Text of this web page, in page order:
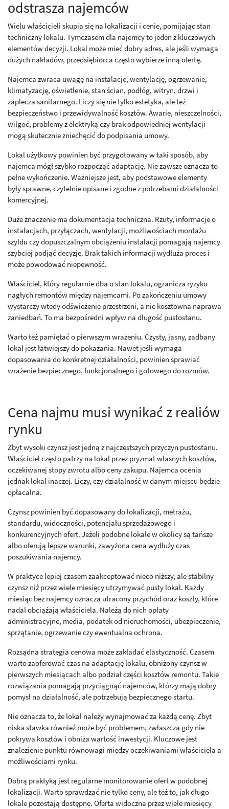
odstrasza najemców
Wielu właścicieli skupia się na lokalizacji i cenie, pomijając stan
techniczny lokalu. Tymczasem dla najemcy to jeden z kluczowych
elementów decyzji. Lokal może mieć dobry adres, ale jeśli wymaga
dużych nakładów, przedsiębiorca często wybierze inną ofertę.
Najemca zwraca uwagę na instalacje, wentylację, ogrzewanie,
klimatyzację, oświetlenie, stan ścian, podłóg, witryn, drzwi i
zaplecza sanitarnego. Liczy się nie tylko estetyka, ale też
bezpieczeństwo i przewidywalność kosztów. Awarie, nieszczelności,
wilgoć, problemy z elektryką czy brak odpowiedniej wentylacji
mogą skutecznie zniechęcić do podpisania umowy.
Lokal użytkowy powinien być przygotowany w taki sposób, aby
najemca mógł szybko rozpocząć adaptację. Nie zawsze oznacza to
pełne wykończenie. Ważniejsze jest, aby podstawowe elementy
były sprawne, czytelnie opisane i zgodne z potrzebami działalności
komercyjnej.
Duże znaczenie ma dokumentacja techniczna. Rzuty, informacje o
instalacjach, przyłączach, wentylacji, możliwościach montażu
szyldu czy dopuszczalnym obciążeniu instalacji pomagają najemcy
szybciej podjąć decyzję. Brak takich informacji wydłuża proces i
może powodować niepewność.
Właściciel, który regularnie dba o stan lokalu, ogranicza ryzyko
nagłych remontów między najemcami. Po zakończeniu umowy
wystarczy wtedy odświeżenie przestrzeni, a nie kosztowna naprawa
zaniedbań. To ma bezpośredni wpływ na długość pustostanu.
Warto też pamiętać o pierwszym wrażeniu. Czysty, jasny, zadbany
lokal jest łatwiejszy do pokazania. Nawet jeśli wymaga
dopasowania do konkretnej działalności, powinien sprawiać
wrażenie bezpiecznego, funkcjonalnego i gotowego do rozmów.
Cena najmu musi wynikać z realiów
rynku
Zbyt wysoki czynsz jest jedną z najczęstszych przyczyn pustostanu.
Właściciel często patrzy na lokal przez pryzmat własnych kosztów,
oczekiwanej stopy zwrotu albo ceny zakupu. Najemca ocenia
jednak lokal inaczej. Liczy, czy działalność w danym miejscu będzie
opłacalna.
Czynsz powinien być dopasowany do lokalizacji, metrażu,
standardu, widoczności, potencjału sprzedażowego i
konkurencyjnych ofert. Jeżeli podobne lokale w okolicy są tańsze
albo oferują lepsze warunki, zawyżona cena wydłuży czas
poszukiwania najemcy.
W praktyce lepiej czasem zaakceptować nieco niższy, ale stabilny
czynsz niż przez wiele miesięcy utrzymywać pusty lokal. Każdy
miesiąc bez najemcy oznacza utracony przychód oraz koszty, które
nadal obciążają właściciela. Należą do nich opłaty
administracyjne, media, podatek od nieruchomości, ubezpieczenie,
sprzątanie, ogrzewanie czy ewentualna ochrona.
Rozsądna strategia cenowa może zakładać elastyczność. Czasem
warto zaoferować czas na adaptację lokalu, obniżony czynsz w
pierwszych miesiącach albo podział części kosztów remontu. Takie
rozwiązania pomagają przyciągnąć najemców, którzy mają dobry
pomysł na działalność, ale potrzebują bezpiecznego startu.
Nie oznacza to, że lokal należy wynajmować za każdą cenę. Zbyt
niska stawka również może być problemem, zwłaszcza gdy nie
pokrywa kosztów i obniża wartość inwestycji. Kluczowe jest
znalezienie punktu równowagi między oczekiwaniami właściciela a
możliwościami rynku.
Dobrą praktyką jest regularne monitorowanie ofert w podobnej
lokalizacji. Warto sprawdzać nie tylko ceny, ale też to, jak długo
lokale pozostają dostępne. Oferta widoczna przez wiele miesięcy